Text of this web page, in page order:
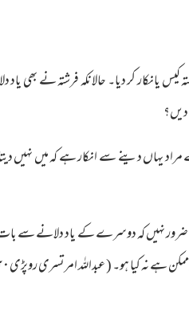
کر دیا۔ حالانکہ فرشتہ نے بھی یاد
یہاں دینے سے انکار ہے کہ میں نہیں
ضرور نہیں کہ دوسرے کے یاد دلانے سے بات